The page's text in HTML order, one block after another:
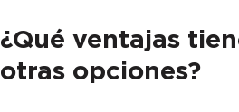
¿Qué ventajas
otras opciones?